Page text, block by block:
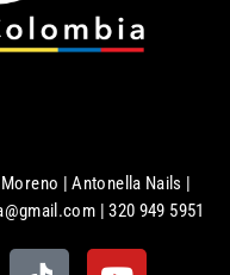
| Antonella Nails |
| 320 949 5951